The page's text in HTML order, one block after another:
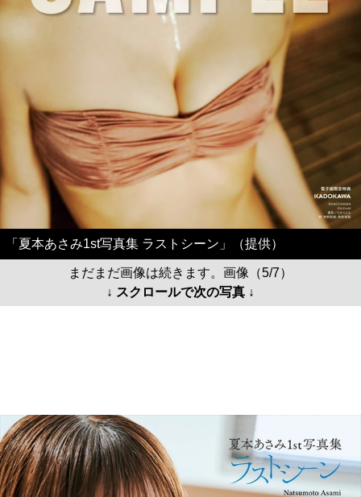
「夏本あさみ1st写真集 ラストシーン」（提供）
まだまだ画像は続きます。画像（5/7）
↓ スクロールで次の写真 ↓